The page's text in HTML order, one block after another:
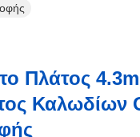
Πλάτος
Καλωδίων